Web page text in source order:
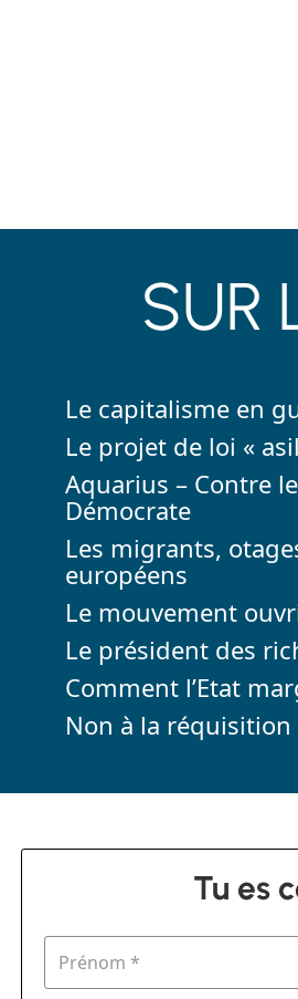
SUR
Le capitalisme en
Le projet de loi «
Aquarius – Contre
Démocrate
Les migrants,
européens
Le mouvement
Le président des
Comment l’Etat
Non à la
Tu es